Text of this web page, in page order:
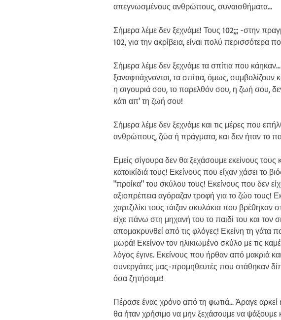
απεγνωσμένους ανθρώπους, συναισθήματα...
Σήμερα λέμε δεν ξεχνάμε! Τους 102;;; -στην
102, για την ακρίβεια, είναι πολύ περισσότερα
Σήμερα λέμε δεν ξεχνάμε τα σπίτια που
ξαναφτιάχνονται, τα σπίτια, όμως,
η σιγουριά σου, το παρελθόν σου, η ζωή σου,
κάτι απ' τη ζωή σου!
Σήμερα λέμε δεν ξεχνάμε και τις μέρες που
ανθρώπους, ζώα ή πράγματα, και δεν ήταν το
Εμείς σίγουρα δεν θα ξεχάσουμε εκείνους
κατοικίδιά τους! Εκείνους που είχαν χάσει το
"προίκα" του σκύλου τους! Εκείνους που δεν
αξιοπρέπεια αγόραζαν τροφή για το ζώο τους!
χαρτζιλίκι τους τάιζαν σκυλάκια που βρέθηκαν
είχε πάνω στη μηχανή του το παιδί του και
απομακρυνθεί από τις φλόγες! Εκείνη τη γάτα
μωρά! Εκείνον τον ηλικιωμένο σκύλο με τις
λόγος έγινε. Εκείνους που ήρθαν από μακριά
συνεργάτες μας-προμηθευτές που στάθηκαν
όσα ζητήσαμε!
Πέρασε ένας χρόνο από τη φωτιά... Άραγε
θα ήταν χρήσιμο να μην ξεχάσουμε να ψάξουμε